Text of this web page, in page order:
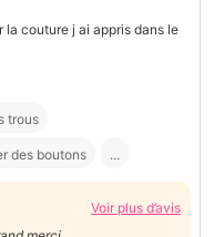
la couture j ai appris dans le
trous
des boutons ...
Voir plus d’avis